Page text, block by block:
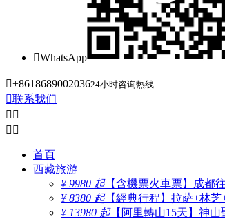
WhatsApp
+861868900203624小时咨询热线
联系我们
 
 
首頁
西藏旅游
¥ 9980 起【含機票火車票】成都
¥ 8380 起【經典行程】拉萨+林芝
¥ 13980 起【阿里轉山15天】神